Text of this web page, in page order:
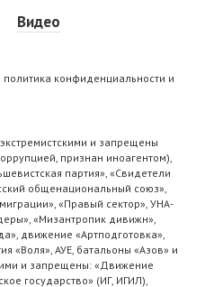
Видео
конфиденциальности и
и запрещены
признан иноагентом),
партия», «Свидетели
общенациональный союз»,
«Правый сектор», УНА-
«Мизантропик дивижн»,
движение «Артподготовка»,
«Воля», АУЕ, батальоны «Азов» и
и запрещены: «Движение
государство» (ИГ, ИГИЛ),